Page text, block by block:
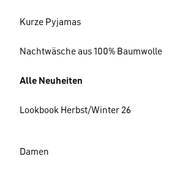
Kurze Pyjamas
Nachtwäsche aus 100% Baumwolle
Alle Neuheiten
Lookbook Herbst/Winter 26
Damen